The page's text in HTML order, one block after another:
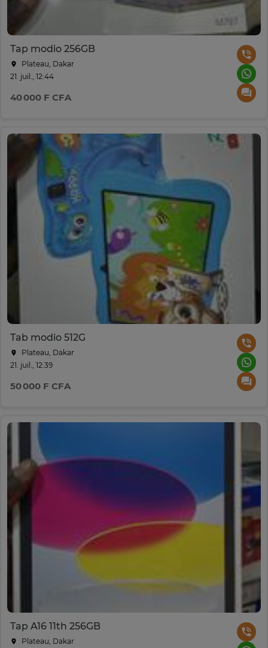
Tap modio 256GB
Plateau, Dakar
21. juil., 12:44
40 000 F CFA
Tab modio 512G
Plateau, Dakar
21. juil., 12:39
50 000 F CFA
Tap A16 11th 256GB
Plateau, Dakar